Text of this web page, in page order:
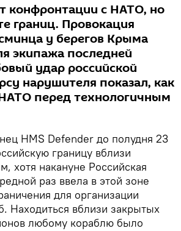
конфронтации с НАТО, но
границ. Провокация
у берегов Крыма
экипажа последней
удар российской
нарушителя показал, как
перед технологичным
HMS Defender до полудня 23
границу вблизи
хотя накануне Российская
раз ввела в этой зоне
для организации
Находиться вблизи закрытых
любому кораблю было